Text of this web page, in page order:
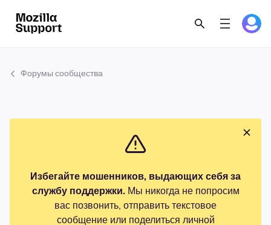
Форумы сообщества
Избегайте мошенников, выдающих себя за
службу поддержки.Мы никогда не попросим
вас позвонить, отправить текстовое
сообщение или поделиться личной